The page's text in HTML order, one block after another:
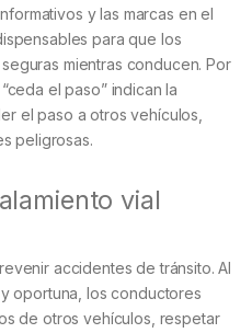
y las marcas en el
para que los
mientras conducen. Por
el paso” indican la
el paso a otros vehículos,
peligrosas.
vial
accidentes de tránsito. Al
oportuna, los conductores
de otros vehículos, respetar